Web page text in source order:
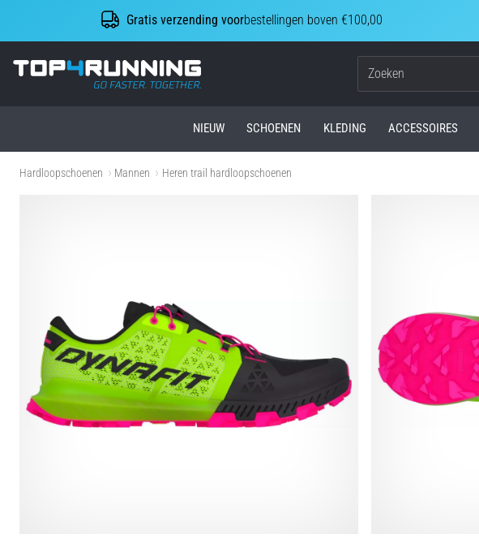
Gratis verzending voorbestellingen boven €100,00
Top4Running.be
NIEUW SCHOENEN KLEDING ACCESSOIRES
Hardloopschoenen Mannen Heren trail hardloopschoenen